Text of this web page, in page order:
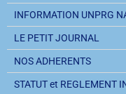
INFORMATION UNPRG
LE PETIT JOURNAL
NOS ADHERENTS
STATUT et REGLEMENT